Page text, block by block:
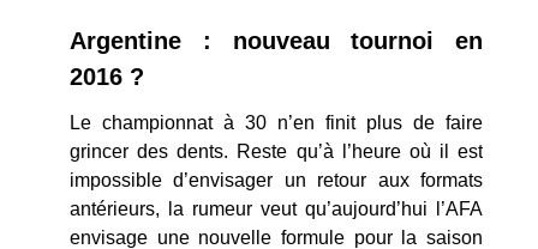
Argentine : nouveau tournoi en
2016 ?
Le championnat à 30 n’en finit plus de faire
grincer des dents. Reste qu’à l’heure où il est
impossible d’envisager un retour aux formats
antérieurs, la rumeur veut qu’aujourd’hui l’AFA
envisage une nouvelle formule pour la saison